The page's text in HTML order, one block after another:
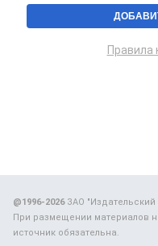
Правила
@1996-2026ЗАО
При размещении материалов
источник обязательна.